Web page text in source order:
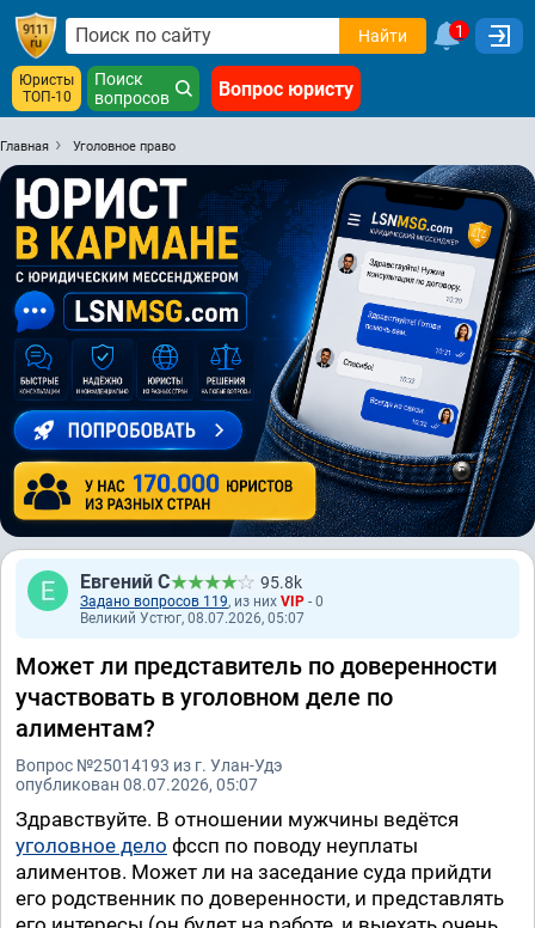
Найти 1
Юристы
ТОП-10
Поиск
вопросов
Вопрос юристу
Главная Уголовное право
Евгений С 95.8k
Задано вопросов 119, из них VIP - 0
Великий Устюг, 08.07.2026, 05:07
Может ли представитель по доверенности
участвовать в уголовном деле по
алиментам?
Вопрос №25014193 из г. Улан-Удэ
опубликован 08.07.2026, 05:07
Здравствуйте. В отношении мужчины ведётся
уголовное дело фссп по поводу неуплаты
алиментов. Может ли на заседание суда прийдти
его родственник по доверенности, и представлять